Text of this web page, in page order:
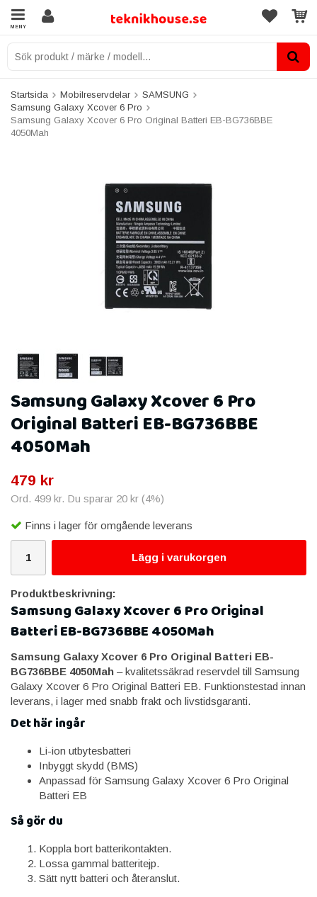
MENY
Startsida Mobilreservdelar
SAMSUNG
Samsung Galaxy Xcover 6 Pro
Samsung Galaxy Xcover 6 Pro Original Batteri EB-BG736BBE
4050Mah
Samsung Galaxy Xcover 6 Pro
Original Batteri EB-BG736BBE
4050Mah
479 kr
Ord. 499 kr. Du sparar 20 kr (4%)
Finns i lager för omgående leverans
Lägg i varukorgen
Produktbeskrivning:
Samsung Galaxy Xcover 6 Pro Original
Batteri EB-BG736BBE 4050Mah
Samsung Galaxy Xcover 6 Pro Original Batteri EB-
BG736BBE 4050Mah – kvalitetssäkrad reservdel till Samsung
Galaxy Xcover 6 Pro Original Batteri EB. Funktionstestad innan
leverans, i lager med snabb frakt och livstidsgaranti.
Det här ingår
Li-ion utbytesbatteri
Inbyggt skydd (BMS)
Anpassad för Samsung Galaxy Xcover 6 Pro Original
Batteri EB
Så gör du
Koppla bort batterikontakten.
Lossa gammal batteritejp.
Sätt nytt batteri och återanslut.